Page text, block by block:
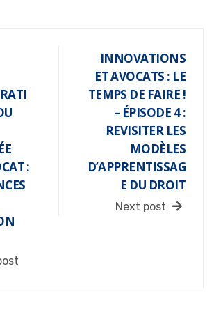
:
INNOVATIONS
ET AVOCATS : LE
TEMPS DE FAIRE !
– ÉPISODE 4 :
REVISITER LES
MODÈLES
D’APPRENTISSAG
E DU DROIT
Next post